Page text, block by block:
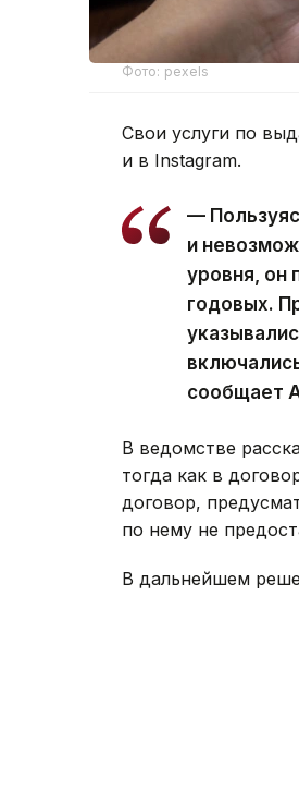
Фото: pexels
Свои услуги по
и в Instagram.
—
и
уровня, он
годовых.
сообщает
В ведомстве
тогда как в
договор,
по нему не
В дальнейшем